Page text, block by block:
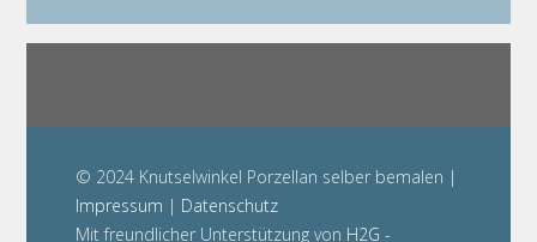
© 2024 Knutselwinkel Porzellan selber bemalen |
Impressum | Datenschutz
Mit freundlicher Unterstützung von H2G -